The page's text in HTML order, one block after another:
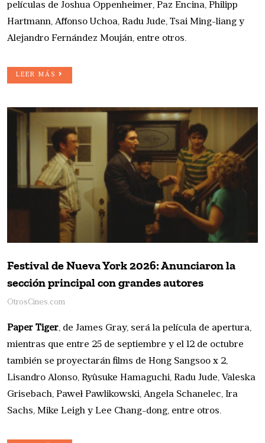
películas de Joshua Oppenheimer, Paz Encina, Philipp
Hartmann, Affonso Uchoa, Radu Jude, Tsai Ming-liang y
Alejandro Fernández Mouján, entre otros.
LEER MÁS
Festival de Nueva York 2026: Anunciaron la
sección principal con grandes autores
OtrosCines.com
Paper Tiger, de James Gray, será la película de apertura,
mientras que entre 25 de septiembre y el 12 de octubre
también se proyectarán films de Hong Sangsoo x 2,
Lisandro Alonso, Ryûsuke Hamaguchi, Radu Jude, Valeska
Grisebach, Paweł Pawlikowski, Angela Schanelec, Ira
Sachs, Mike Leigh y Lee Chang-dong, entre otros.